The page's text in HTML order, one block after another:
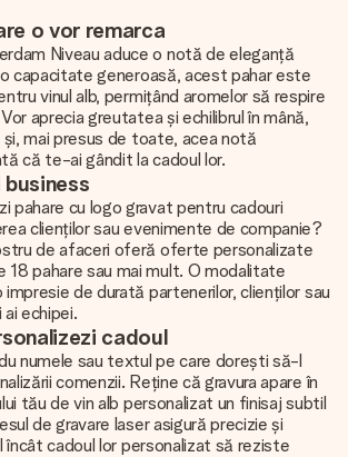
o vor remarca
Niveau aduce o notă de eleganță
capacitate generoasă, acest pahar este
vinul alb, permițând aromelor să respire
aprecia greutatea și echilibrul în mână,
și, mai presus de toate, acea notă
că te-ai gândit la cadoul lor.
pahare cu logo gravat pentru cadouri
clienților sau evenimente de companie?
de afaceri oferă oferte personalizate
18 pahare sau mai mult. O modalitate
de durată partenerilor, clienților sau
echipei.
cadoul
numele sau textul pe care dorești să-l
comenzii. Reține că gravura apare în
tău de vin alb personalizat un finisaj subtil
de gravare laser asigură precizie și
cadoul lor personalizat să reziste